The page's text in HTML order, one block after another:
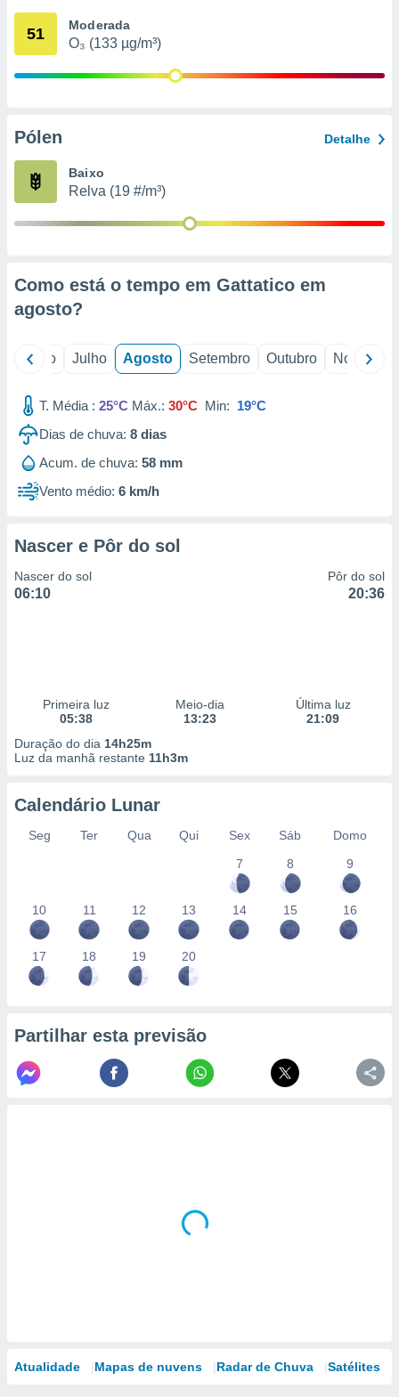
através
estudos
1199
51 Moderada
O₃ (133 µg/m³)
Pólen Detalhe
Baixo
Relva (19 #/m³)
Como está o tempo em Gattatico em
agosto?
Junho Julho Agosto Setembro Outubro Novembro
T. Média : 25°C Máx.: 30°C Min: 19°C
Dias de chuva: 8 dias
Acum. de chuva: 58 mm
Vento médio: 6 km/h
Nascer e Pôr do sol
Nascer do sol
06:10
Pôr do sol
20:36
Primeira luz
05:38
Meio-dia
13:23
Última luz
21:09
Duração do dia 14h25m
Luz da manhã restante 11h3m
Calendário Lunar
Seg Ter Qua Qui Sex Sáb
Domo
7
8 9
10 11 12 13 14 15 16
17 18 19 20
Partilhar esta previsão
Atualidade Mapas de nuvens Radar de Chuva Satélites